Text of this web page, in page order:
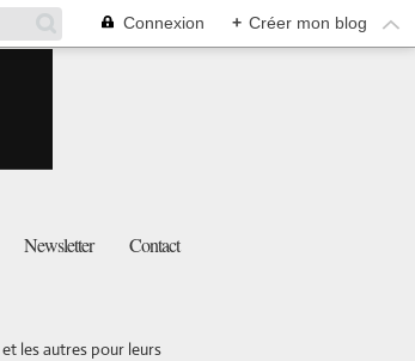
Connexion + Créer mon blog
Newsletter Contact
les autres pour leurs